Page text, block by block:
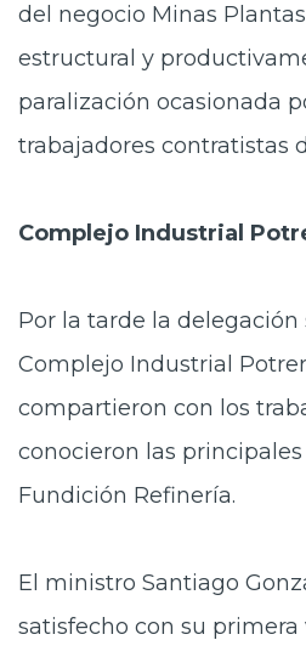
del negocio Minas
estructural y
paralización ocasionada
trabajadores contratistas
Complejo Industrial
Por la tarde la delegación
Complejo Industrial
compartieron con los
conocieron las
Fundición Refinería.
El ministro Santiago
satisfecho con su primera